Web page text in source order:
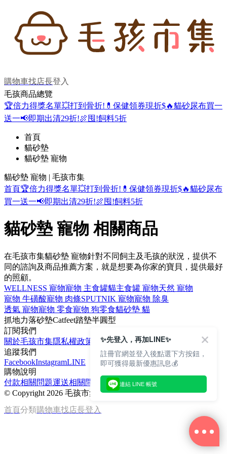
購物車找店長登入
毛孩商品總覽
🏆倍力得獎名單💥打到骨折! 💊保健領券現折$🔥貓砂尿布買一
送一📢即期出清29折!🍖囤!飼料5折
首頁
貓砂墊
貓砂墊 寵物
貓砂墊 寵物 | 毛孩市集
首頁🏆倍力得獎名單💥打到骨折! 💊保健領券現折$🔥貓砂尿布
買一送一📢即期出清29折!🍖囤!飼料5折
貓砂墊 寵物 相關商品
在毛孩市集貓砂墊 寵物針對不同飼主及毛孩的狀況，提供不
同的諮詢及商品推薦方案，就是想要為你家的寶貝，提供最好
的照顧。
WELLNESS 寵物寵物 主食罐貓主食罐 寵物天然 寵物
寵物 牛磺酸寵物 肉條SPUTNIK 寵物寵物 除臭
透氣 寵物寵物 零食寵物 狗零食貓砂墊 貓
抓地力落砂墊Catfeet踏墊半圓型
訂閱我們
關於毛孩市集隱私權政策
文章
追蹤我們
FacebookInstagramLINE
購物說明
付款相關問題運送相關問題
退換貨說明
© Copyright 2026 毛孩市集
首頁分類購物車找店長登入
✨先登入，再加LINE✨
註冊官網並登入後點選下方按鈕，
即可獲得最新優惠訊息💰
連結 LINE 帳號